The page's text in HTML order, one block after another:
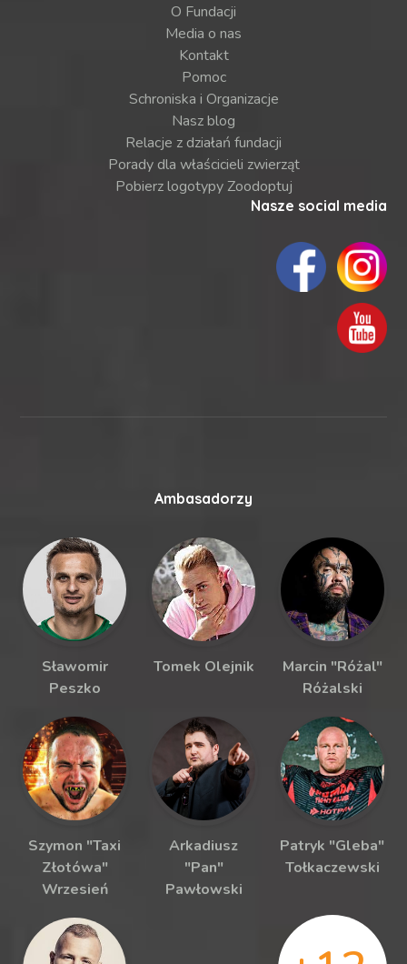
O Fundacji
Media o nas
Kontakt
Pomoc
Schroniska i Organizacje
Nasz blog
Relacje z działań fundacji
Porady dla właścicieli zwierząt
Pobierz logotypy Zoodoptuj
Nasze social media
Ambasadorzy
Sławomir
Peszko
Tomek Olejnik
Marcin "Różal"
Różalski
Szymon "Taxi
Złotówa"
Wrzesień
Arkadiusz
"Pan"
Pawłowski
Patryk "Gleba"
Tołkaczewski